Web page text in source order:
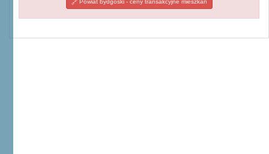
Powiat bydgoski - ceny transakcyjne mieszkań